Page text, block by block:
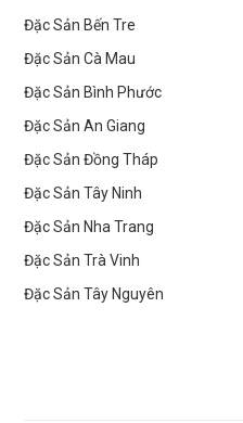
Đặc Sản Bến Tre
Đặc Sản Cà Mau
Đặc Sản Bình Phước
Đặc Sản An Giang
Đặc Sản Đồng Tháp
Đặc Sản Tây Ninh
Đặc Sản Nha Trang
Đặc Sản Trà Vinh
Đặc Sản Tây Nguyên